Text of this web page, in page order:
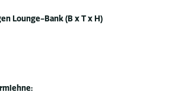
Lounge-Bank (B x T x H)